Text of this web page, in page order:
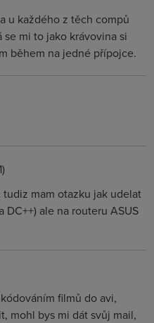
u každého z těch compů
mi to jako krávovina si
během na jedné přípojce.
mam otazku jak udelat
ale na routeru ASUS
filmů do avi,
mohl bys mi dát svůj mail,